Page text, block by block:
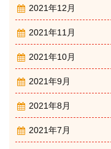
2021年12月
2021年11月
2021年10月
2021年9月
2021年8月
2021年7月